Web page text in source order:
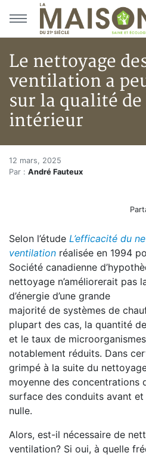
Aller au menu principal
Aller au contenu principal
Le nettoyage
ventilation a
sur la qualité
intérieur
Accueil
Articles
Hypersensibilités
Le nettoyage des
Le nettoyage
12 mars, 2025
Par : André Fauteux
Selon l’étude L’efficacité du
ventilation réalisée en 1994
Société canadienne
nettoyage n’améliorerait pas
d’énergie d’une grande
majorité de systèmes de
plupart des cas, la quantité
et le taux de microorganismes
notablement réduits. Dans
grimpé à la suite du
moyenne des concentrations
surface des conduits avant
nulle.
Alors, est-il nécessaire de
ventilation? Si oui, à quelle